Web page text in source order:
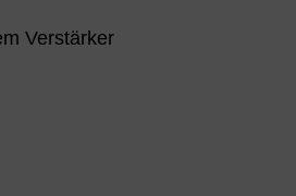
Verstärker